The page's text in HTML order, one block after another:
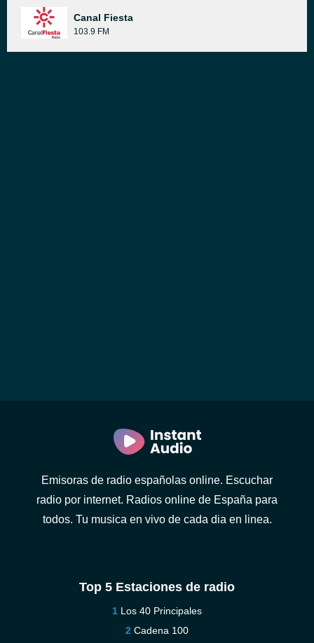
Canal Fiesta
103.9 FM
Emisoras de radio españolas online. Escuchar
radio por internet. Radios online de España para
todos. Tu musica en vivo de cada dia en linea.
Top 5 Estaciones de radio
Los 40 Principales
Cadena 100